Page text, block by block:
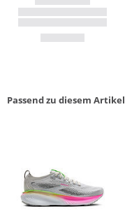
Passend zu diesem Artikel